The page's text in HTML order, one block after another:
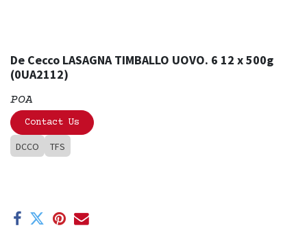
De Cecco LASAGNA TIMBALLO UOVO. 6 12 x 500g
(0UA2112)
POA
Contact Us
DCCO TFS